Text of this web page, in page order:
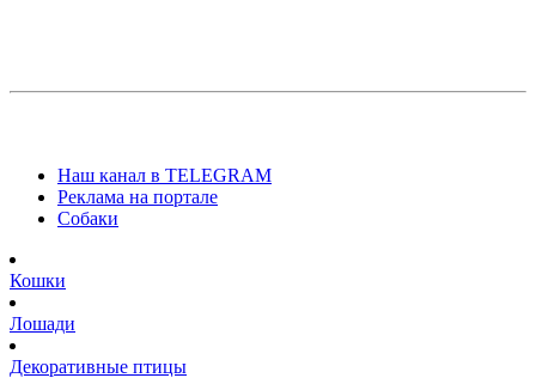
Наш канал в TELEGRAM
Реклама на портале
Собаки
Кошки
Лошади
Декоративные птицы